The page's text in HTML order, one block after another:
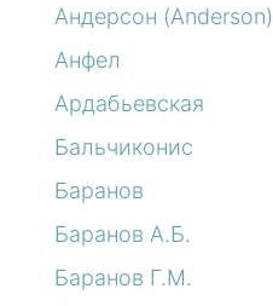
Андерсон (Anderson)
Анфел
Ардабьевская
Бальчиконис
Баранов
Баранов А.Б.
Баранов Г.М.